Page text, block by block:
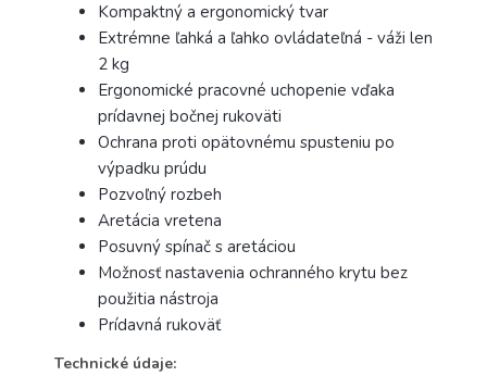
Kompaktný a ergonomický tvar
Extrémne ľahká a ľahko ovládateľná - váži len
2 kg
Ergonomické pracovné uchopenie vďaka
prídavnej bočnej rukoväti
Ochrana proti opätovnému spusteniu po
výpadku prúdu
Pozvoľný rozbeh
Aretácia vretena
Posuvný spínač s aretáciou
Možnosť nastavenia ochranného krytu bez
použitia nástroja
Prídavná rukoväť
Technické údaje: